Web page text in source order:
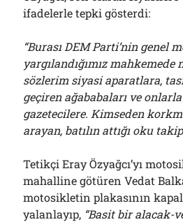
ifadelerle tepki gösterdi:
“Burası DEM Parti’nin genel
yargılandığımız mahkemede
sözlerim siyasi aparatlara,
geçiren ağababaları ve
gazetecilere. Kimseden
arayan, batılın attığı oku
Tetikçi Eray Özyağcı’yı
mahalline götüren Vedat
motosikletin plakasının
yalanlayıp, “Basit bir alacak-